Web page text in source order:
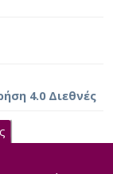
στη
και
WWR
το
των
ώστε
of
of
the
4.0 Διεθνές